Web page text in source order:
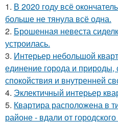
1. В 2020 году всё
больше не тянула всё одна.
2. Брошенная невеста
устроилась.
3. Интерьер небольшой
единение города и
спокойствия и внутренней
4. Эклектичный интерьер
5. Квартира расположена в
районе - вдали от